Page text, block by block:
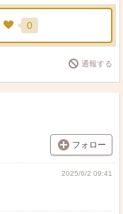
0
通報する
フォロー
2025/6/2 09:41